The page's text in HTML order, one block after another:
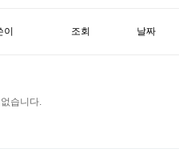
조회 날짜
습니다.